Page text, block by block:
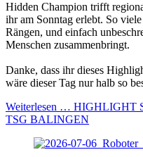
Hidden Champion trifft
ihr am Sonntag erlebt. So
Rängen, und einfach
Menschen zusammenbringt.
Danke, dass ihr dieses
wäre dieser Tag nur halb so
Weiterlesen … HIGHLIGHT
TSG BALINGEN